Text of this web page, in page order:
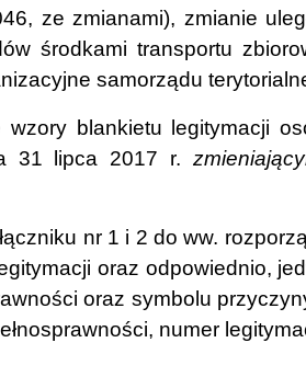
ze zmianami), zmianie
środkami transportu
samorządu
blankietu legitymacji
31 lipca 2017 r.
nr 1 i 2 do ww.
oraz odpowiednio,
oraz symbolu
numer